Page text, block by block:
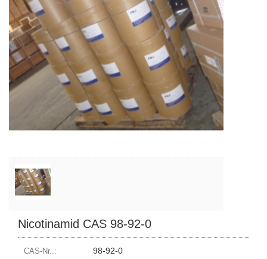
Nicotinamid CAS 98-92-0
CAS-Nr..: 98-92-0